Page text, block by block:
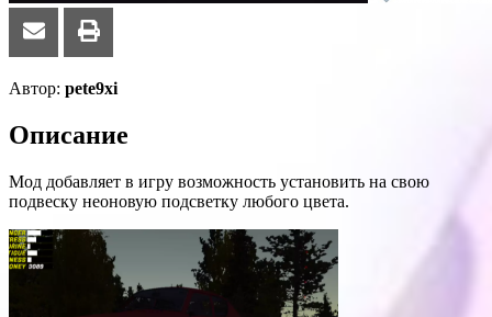
Автор: pete9xi
Описание
Мод добавляет в игру возможность установить на свою
подвеску неоновую подсветку любого цвета.